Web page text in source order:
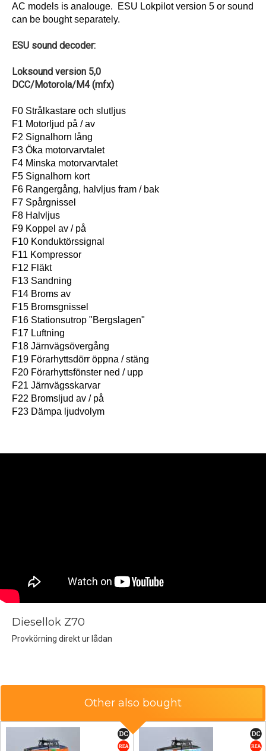
AC models is analouge. ESU Lokpilot version 5 or sound
can be bought separately.
ESU sound decoder:
Loksound version 5,0
DCC/Motorola/M4 (mfx)
F0 Strålkastare och slutljus
F1 Motorljud på / av
F2 Signalhorn lång
F3 Öka motorvarvtalet
F4 Minska motorvarvtalet
F5 Signalhorn kort
F6 Rangergång, halvljus fram / bak
F7 Spårgnissel
F8 Halvljus
F9 Koppel av / på
F10 Konduktörssignal
F11 Kompressor
F12 Fläkt
F13 Sandning
F14 Broms av
F15 Bromsgnissel
F16 Stationsutrop "Bergslagen"
F17 Luftning
F18 Järnvägsövergång
F19 Förarhyttsdörr öppna / stäng
F20 Förarhyttsfönster ned / upp
F21 Järnvägsskarvar
F22 Bromsljud av / på
F23 Dämpa ljudvolym
Diesellok Z70
Provkörning direkt ur lådan
Other also bought